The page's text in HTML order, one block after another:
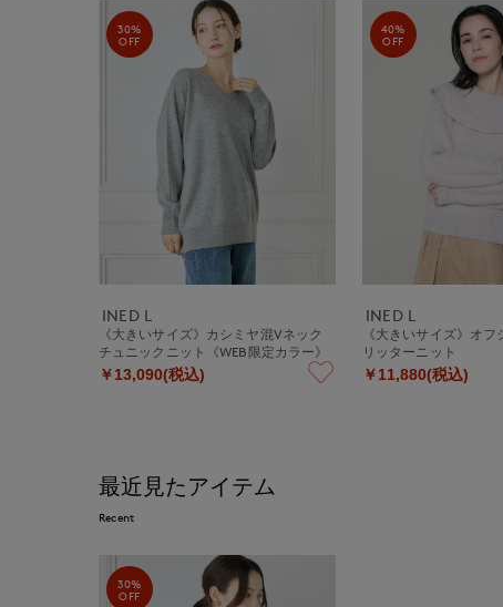
30%
OFF
INED L
《大きいサイズ》カシミヤ混Vネック
チュニックニット《WEB限定カラー》
￥13,090(税込)
40%
OFF
INED L
《大きいサイズ》オ
リッターニット
￥11,880(税込)
最近見たアイテム
Recent
30%
OFF